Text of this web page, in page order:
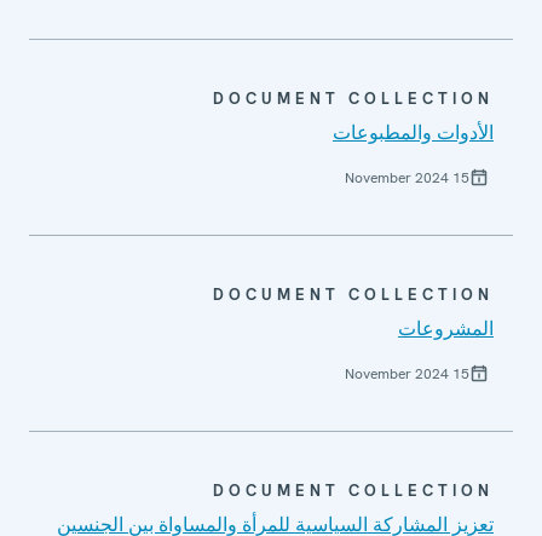
DOCUMENT COLLECTION
الأدوات والمطبوعات
15 November 2024
DOCUMENT COLLECTION
المشروعات
15 November 2024
DOCUMENT COLLECTION
تعزيز المشاركة السياسية للمرأة والمساواة بين الجنسين